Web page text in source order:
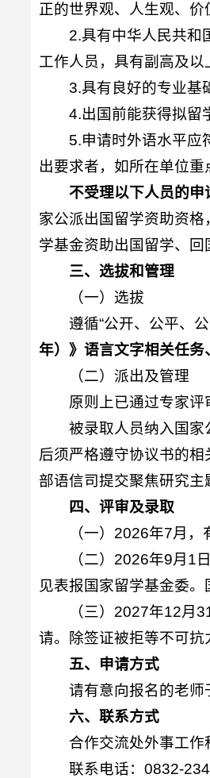
正的世界观、人生观、价
2.具有中华人民共和
工作人员，具有副高及以
3.具有良好的专业基
4.出国前能获得拟留
5.申请时外语水平应
出要求者，如所在单位
不受理以下人员的申
家公派出国留学资助资
学基金资助出国留学、回
三、选拔和管理
（一）选拔
遵循“公开、公平、
年）》语言文字相关任务
（二）派出及管理
原则上已通过专家评
被录取人员纳入国
后须严格遵守协议书的
部语信司提交聚焦研究
四、评审及录取
（一）2026年7月
（二）2026年9月1
见表报国家留学基金委
（三）2027年12月
请。除签证被拒等不可抗
五、申请方式
请有意向报名的老师
六、联系方式
合作交流处外事工作
联系电话：0832-